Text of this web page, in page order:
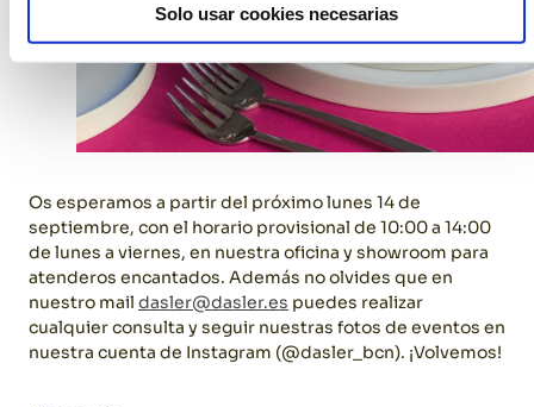
Solo usar cookies necesarias
Os esperamos a partir del próximo lunes 14 de
septiembre, con el horario provisional de 10:00 a 14:00
de lunes a viernes, en nuestra oficina y showroom para
atenderos encantados. Además no olvides que en
nuestro mail dasler@dasler.es puedes realizar
cualquier consulta y seguir nuestras fotos de eventos en
nuestra cuenta de Instagram (@dasler_bcn). ¡Volvemos!